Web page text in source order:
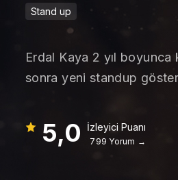
Stand up
Erdal Kaya 2 yıl boyunca
sonra yeni standup
5,0 İzleyici Puanı
799 Yorum →